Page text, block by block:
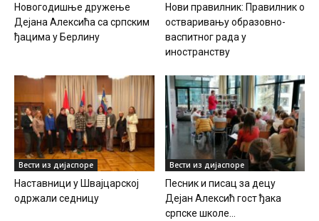
Новогодишње дружење
Дејана Алексића са српским
ђацима у Берлину
Нови правилник: Правилник о
остваривању образовно-
васпитног рада у
иностранству
Вести из дијаспоре
Наставници у Швајцарској
одржали седницу
Вести из дијаспоре
Песник и писац за децу
Дејан Алексић гост ђака
српске школе...